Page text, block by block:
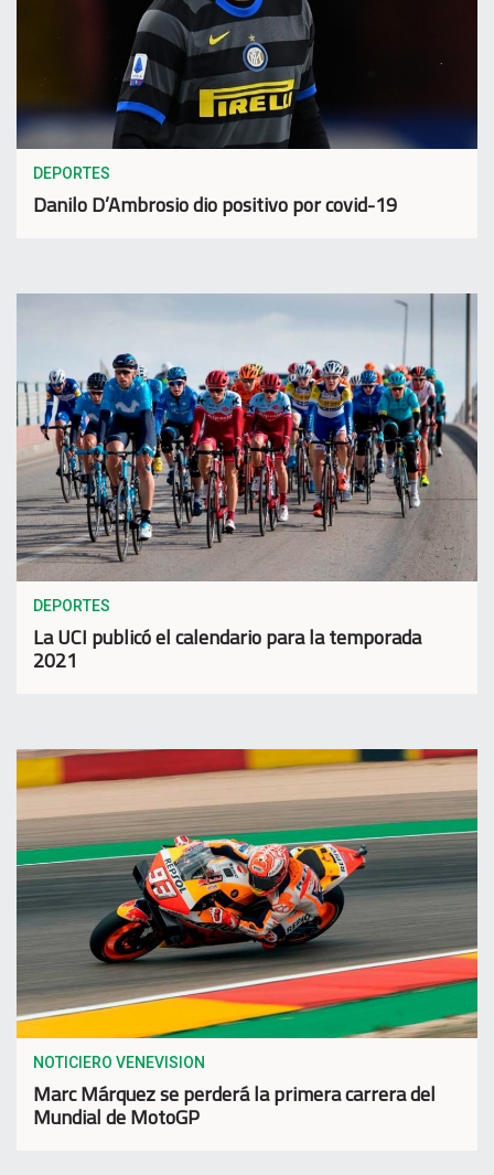
DEPORTES
Danilo D’Ambrosio dio positivo por covid-19
DEPORTES
La UCI publicó el calendario para la temporada
2021
NOTICIERO VENEVISION
Marc Márquez se perderá la primera carrera del
Mundial de MotoGP